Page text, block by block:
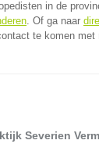
in de
. Of ga naar
te komen met
Severien